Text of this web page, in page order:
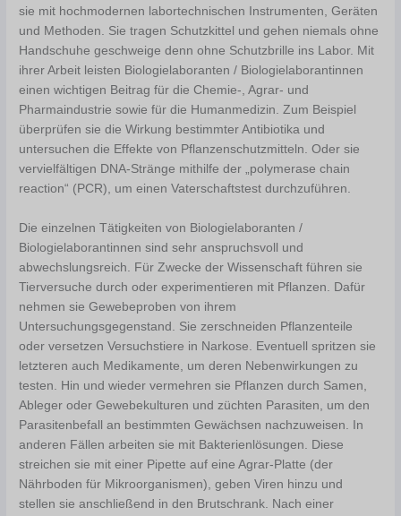
sie mit hochmodernen labortechnischen Instrumenten, Geräten
und Methoden. Sie tragen Schutzkittel und gehen niemals ohne
Handschuhe geschweige denn ohne Schutzbrille ins Labor. Mit
ihrer Arbeit leisten Biologielaboranten / Biologielaborantinnen
einen wichtigen Beitrag für die Chemie-, Agrar- und
Pharmaindustrie sowie für die Humanmedizin. Zum Beispiel
überprüfen sie die Wirkung bestimmter Antibiotika und
untersuchen die Effekte von Pflanzenschutzmitteln. Oder sie
vervielfältigen DNA-Stränge mithilfe der „polymerase chain
reaction“ (PCR), um einen Vaterschaftstest durchzuführen.
Die einzelnen Tätigkeiten von Biologielaboranten /
Biologielaborantinnen sind sehr anspruchsvoll und
abwechslungsreich. Für Zwecke der Wissenschaft führen sie
Tierversuche durch oder experimentieren mit Pflanzen. Dafür
nehmen sie Gewebeproben von ihrem
Untersuchungsgegenstand. Sie zerschneiden Pflanzenteile
oder versetzen Versuchstiere in Narkose. Eventuell spritzen sie
letzteren auch Medikamente, um deren Nebenwirkungen zu
testen. Hin und wieder vermehren sie Pflanzen durch Samen,
Ableger oder Gewebekulturen und züchten Parasiten, um den
Parasitenbefall an bestimmten Gewächsen nachzuweisen. In
anderen Fällen arbeiten sie mit Bakterienlösungen. Diese
streichen sie mit einer Pipette auf eine Agrar-Platte (der
Nährboden für Mikroorganismen), geben Viren hinzu und
stellen sie anschließend in den Brutschrank. Nach einer